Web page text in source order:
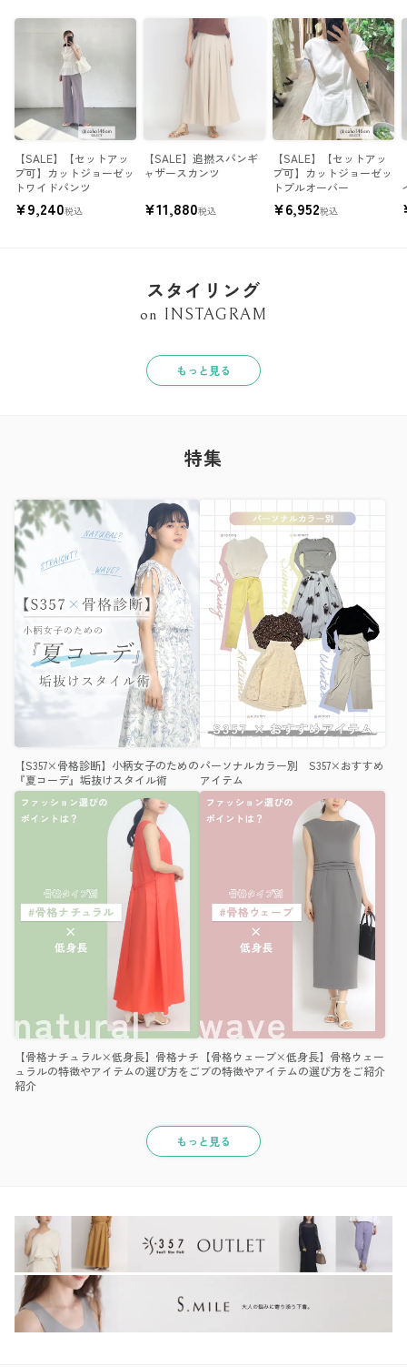
【SALE】【セットアッ
プ可】カットジョーゼッ
トワイドパンツ
¥9,240税込
【SALE】追撚スパンギ
ャザースカンツ
¥11,880税込
【SALE】【セットアッ
プ可】カットジョーゼッ
トプルオーバー
¥6,952税込
スタイリング
on INSTAGRAM
もっと見る
特集
【S357×骨格診断】小柄女子のための
『夏コーデ』垢抜けスタイル術
パーソナルカラー別 S357×おすすめ
アイテム
【骨格ナチュラル×低身長】骨格ナチ
ュラルの特徴やアイテムの選び方をご
紹介
【骨格ウェーブ×低身長】骨格ウェー
ブの特徴やアイテムの選び方をご紹介
もっと見る